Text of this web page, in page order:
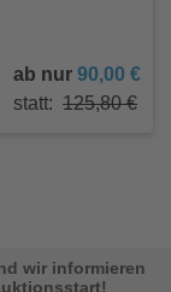
ab nur 90,00 €
statt: 125,80 €
wir informieren